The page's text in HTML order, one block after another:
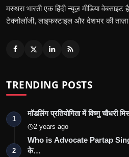
मरुधरा भारती एक हिंदी न्यूज़ मीडिया
टेक्नोलॉजी, लाइफस्टाइल और देशभर की
TRENDING POSTS
1
मॉडलिंग प्रतियोगिता में विष्णु चौधरी
2 years ago
2
Who is Advocate Partap
के…